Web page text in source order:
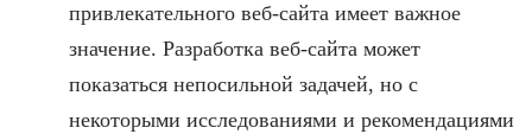
привлекательного веб-сайта имеет важное
значение. Разработка веб-сайта может
показаться непосильной задачей, но с
некоторыми исследованиями и рекомендациями